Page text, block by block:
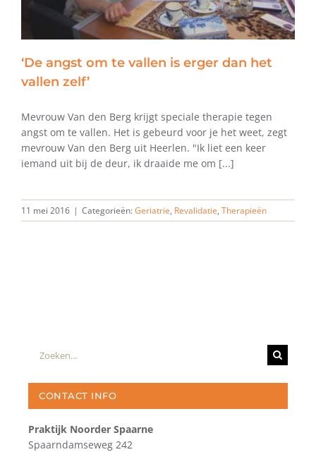
‘De angst om te vallen is erger dan het
vallen zelf’
Mevrouw Van den Berg krijgt speciale therapie tegen
angst om te vallen. Het is gebeurd voor je het weet, zegt
mevrouw Van den Berg uit Heerlen. "Ik liet een keer
iemand uit bij de deur, ik draaide me om [...]
11 mei 2016 | Categorieën:Geriatrie, Revalidatie, Therapieën
Zoeken
CONTACT INFO
Praktijk Noorder Spaarne
Spaarndamseweg 242